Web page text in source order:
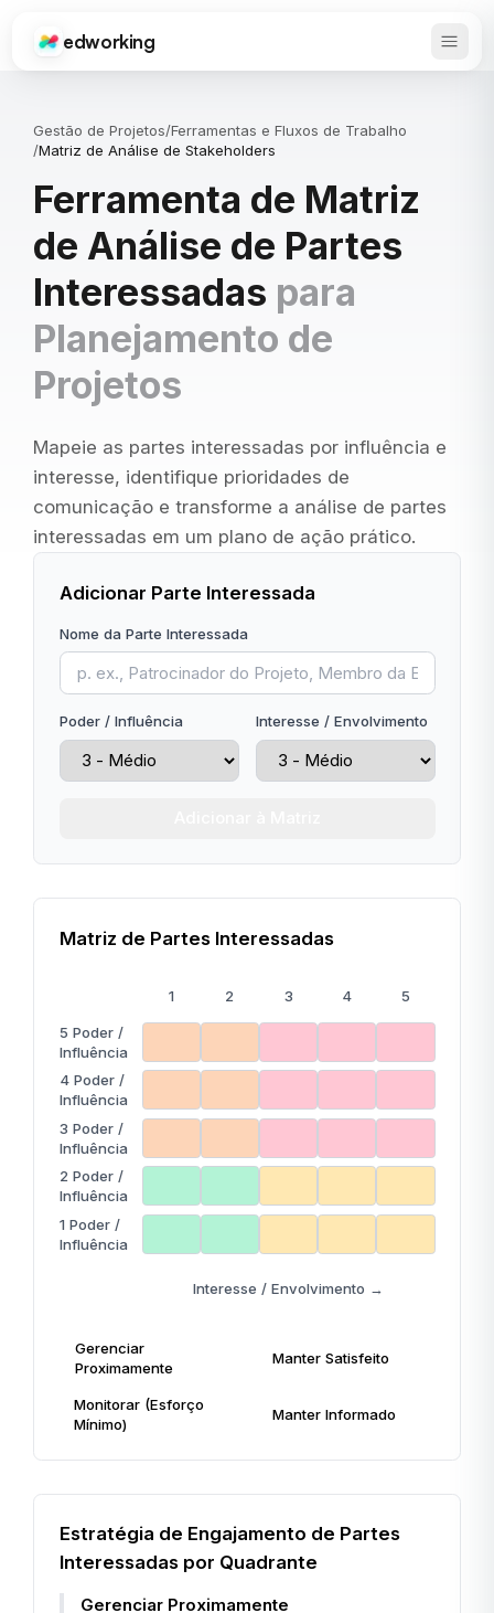
Edworking
edworking Abrir
Gestão de Projetos/Ferramentas e Fluxos de Trabalho
/Matriz de Análise de Stakeholders
Ferramenta de Matriz
de Análise de Partes
Interessadas para
Planejamento de
Projetos
Mapeie as partes interessadas por influência e
interesse, identifique prioridades de
comunicação e transforme a análise de partes
interessadas em um plano de ação prático.
Adicionar Parte Interessada
Nome da Parte Interessada
Poder / Influência Interesse / Envolvimento
Matriz de Partes Interessadas
1 2 3 4 5
5 Poder /
Influência
4 Poder /
Influência
3 Poder /
Influência
2 Poder /
Influência
1 Poder /
Influência
Interesse / Envolvimento →
Gerenciar
Proximamente
Manter Satisfeito
Monitorar (Esforço
Mínimo)
Manter Informado
Estratégia de Engajamento de Partes
Interessadas por Quadrante
Gerenciar Proximamente